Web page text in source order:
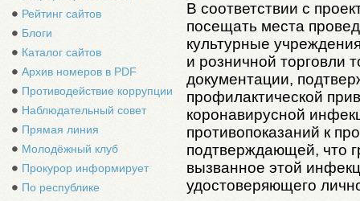
Рейтинг сайтов
Блоги
Каталог сайтов
Архив номеров в PDF
Противодействие коррупции
Наблюдательный совет
Прямая линия
Молодёжный клуб
Прокурор информирует
По республике
В соответствии с
посещать места
культурные
и розничной торговли
документации,
профилактической
коронавирусной
противопоказаний к
подтверждающей, что
вызванное этой
удостоверяющего